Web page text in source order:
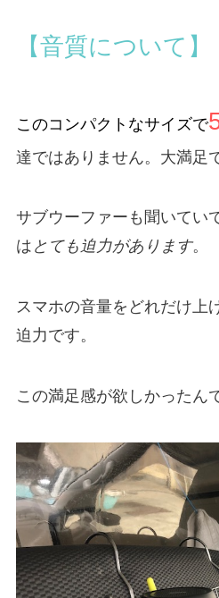
【音質について】
このコンパクトなサイズで
達ではありません。大満足
サブウーファーも聞いてい
は とても迫力があります。
スマホの音量をどれだけ上
迫力です。
この満足感が欲しかったん